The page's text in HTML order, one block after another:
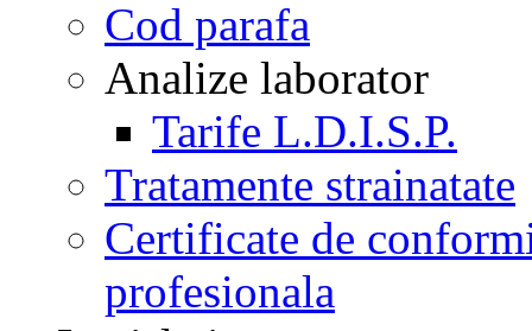
Cod parafa
Analize laborator
Tarife L.D.I.S.P.
Tratamente strainatate
Certificate de
profesionala